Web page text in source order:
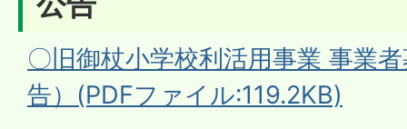
〇旧御杖小学校利活用事業 事業
告）(PDFファイル:119.2KB)